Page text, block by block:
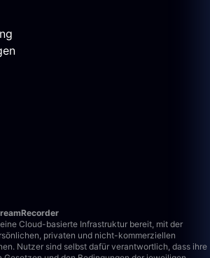
Cloud-basierte Infrastruktur bereit, mit der
privaten und nicht-kommerziellen
Nutzer sind selbst dafür verantwortlich, dass ihre